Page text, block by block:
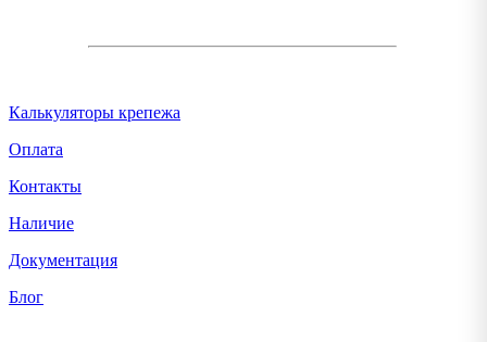
Калькуляторы крепежа
Оплата
Контакты
Наличие
Документация
Блог